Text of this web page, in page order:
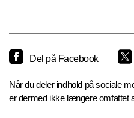
Del på Facebook
Når du deler indhold på sociale
er dermed ikke længere omfattet